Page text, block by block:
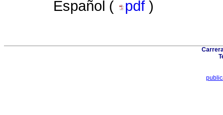
Español (
pdf )